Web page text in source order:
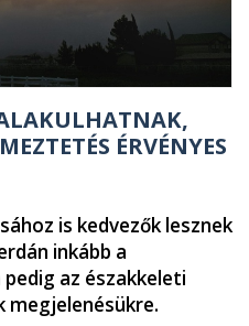
ÉRVÉNYES
is kedvezők lesznek
inkább a
az északkeleti
megjelenésükre.